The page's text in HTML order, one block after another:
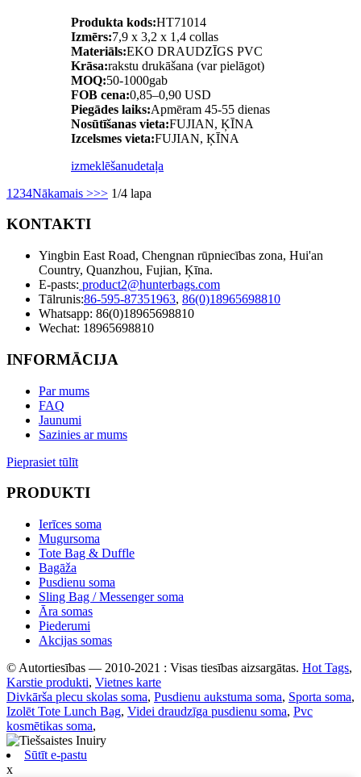
Produkta kods:HT71014
Izmērs:7,9 x 3,2 x 1,4 collas
Materiāls:EKO DRAUDZĪGS PVC
Krāsa:rakstu drukāšana (var pielāgot)
MOQ:50-1000gab
FOB cena:0,85–0,90 USD
Piegādes laiks:Apmēram 45-55 dienas
Nosūtīšanas vieta:FUJIAN, ĶĪNA
Izcelsmes vieta:FUJIAN, ĶĪNA
izmeklēšanudetaļa
1 234Nākamais >>> 1/4 lapa
KONTAKTI
Yingbin East Road, Chengnan rūpniecības zona, Hui'an
Country, Quanzhou, Fujian, Ķīna.
E-pasts: product2@hunterbags.com
Tālrunis:86-595-87351963, 86(0)18965698810
Whatsapp: 86(0)18965698810
Wechat: 18965698810
INFORMĀCIJA
Par mums
FAQ
Jaunumi
Sazinies ar mums
Pieprasiet tūlīt
PRODUKTI
Ierīces soma
Mugursoma
Tote Bag & Duffle
Bagāža
Pusdienu soma
Sling Bag / Messenger soma
Āra somas
Piederumi
Akcijas somas
© Autortiesības — 2010-2021 : Visas tiesības aizsargātas. Hot Tags,
Karstie produkti, Vietnes karte
Divkārša plecu skolas soma, Pusdienu aukstuma soma, Sporta soma,
Izolēt Tote Lunch Bag, Videi draudzīga pusdienu soma, Pvc
kosmētikas soma,
Sūtīt e-pastu
x